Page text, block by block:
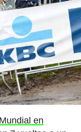
Mundial en